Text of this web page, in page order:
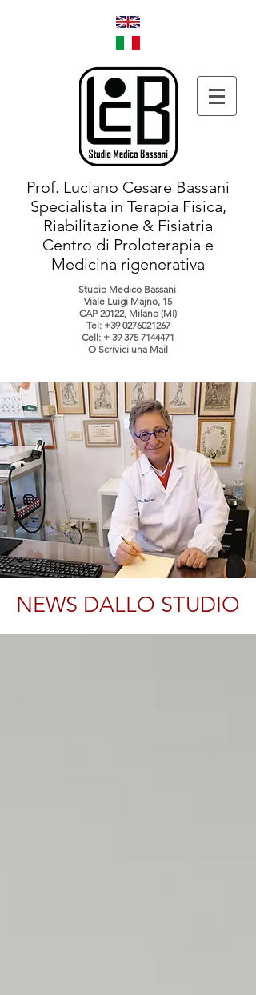
Prof. Luciano Cesare Bassani
Specialista in Terapia Fisica,
Riabilitazione & Fisiatria
Centro di Proloterapia e
Medicina rigenerativa
Studio Medico Bassani
Viale Luigi Majno, 15
CAP 20122, Milano (MI)
Tel: +39 0276021267
Cell: + 39 375 7144471
O Scrivici una Mail
NEWS DALLO STUDIO